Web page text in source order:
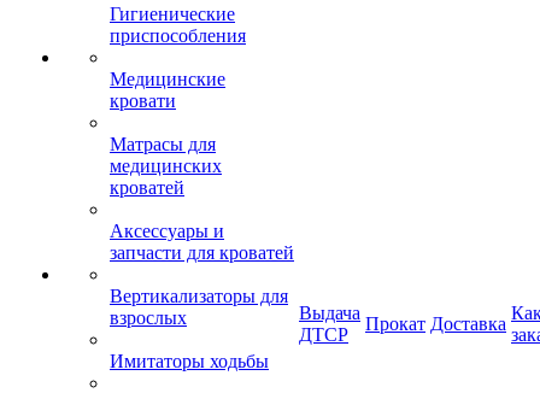
Гигиенические
приспособления
Медицинские
кровати
Матрасы для
медицинских
кроватей
Аксессуары и
запчасти для кроватей
Вертикализаторы для
взрослых
Имитаторы ходьбы
Выдача
ДТСР
Прокат Доставка